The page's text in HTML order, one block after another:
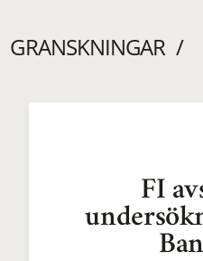
GRANSKNINGAR
FI